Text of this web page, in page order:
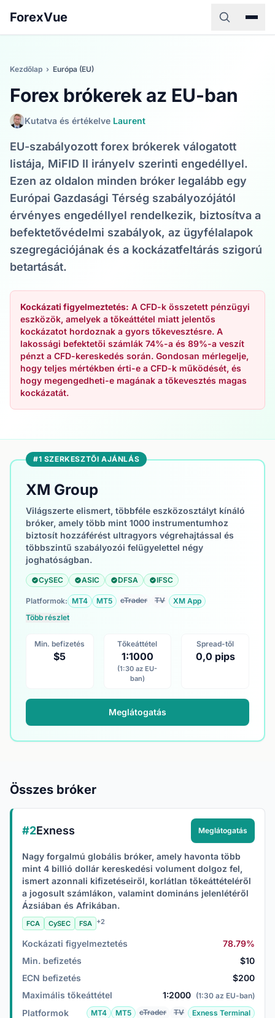
ForexVue
Kezdőlap › Európa (EU)
Forex brókerek az EU-ban
Kutatva és értékelve Laurent
EU-szabályozott forex brókerek válogatott
listája, MiFID II irányelv szerinti engedéllyel.
Ezen az oldalon minden bróker legalább egy
Európai Gazdasági Térség szabályozójától
érvényes engedéllyel rendelkezik, biztosítva a
befektetővédelmi szabályok, az ügyfélalapok
szegregációjának és a kockázatfeltárás szigorú
betartását.
Kockázati figyelmeztetés: A CFD-k összetett pénzügyi
eszközök, amelyek a tőkeáttétel miatt jelentős
kockázatot hordoznak a gyors tőkevesztésre. A
lakossági befektetői számlák 74%-a és 89%-a veszít
pénzt a CFD-kereskedés során. Gondosan mérlegelje,
hogy teljes mértékben érti-e a CFD-k működését, és
hogy megengedheti-e magának a tőkevesztés magas
kockázatát.
#1 SZERKESZTŐI AJÁNLÁS
XM Group
Világszerte elismert, többféle eszközosztályt kínáló
bróker, amely több mint 1000 instrumentumhoz
biztosít hozzáférést ultragyors végrehajtással és
többszintű szabályozói felügyelettel négy
joghatóságban.
CySEC ASIC DFSA IFSC
Platformok: MT4 MT5 cTrader TV
XM App
Több részlet
Min. befizetés
$5
Tőkeáttétel
1:1000
(1:30 az EU-
ban)
Spread-től
0,0 pips
Meglátogatás
Összes bróker
#2Exness Meglátogatás
Nagy forgalmú globális bróker, amely havonta több
mint 4 billió dollár kereskedési volument dolgoz fel,
ismert azonnali kifizetéseiről, korlátlan tőkeáttételéről
a jogosult számlákon, valamint domináns jelenlétéről
Ázsiában és Afrikában.
FCA CySEC FSA +2
Kockázati figyelmeztetés
78.79%
Min. befizetés
$10
ECN befizetés
$200
Maximális tőkeáttétel
1:2000 (1:30 az EU-ban)
Platformok MT4 MT5 cTrader TV Exness Terminal